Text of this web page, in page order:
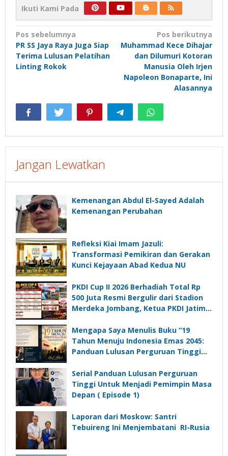
Ikuti Kami Pada
Navigasi
pos
Pos sebelumnya
PR SS Jaya Raya Juga Siap
Terima Lulusan Pelatihan
Linting Rokok
Pos berikutnya
Muhammad Kece Dihajar
dan Dilumuri Kotoran
Manusia Oleh Irjen
Napoleon Bonaparte, Ini
Alasannya
Jangan Lewatkan
Kemenangan Abdul El-Sayed Adalah
Kemenangan Perubahan
Refleksi Kiai Imam Jazuli:
Transformasi Pemikiran dan Gerakan
Kunci Kejayaan Abad Kedua NU
PKDI Cup II 2026 Berhadiah Total Rp
500 Juta Resmi Bergulir dari Stadion
Merdeka Jombang, Ketua PKDI Jatim:
Komunikasi Kades untuk Memajukan
Desa
Mengapa Saya Menulis Buku “19
Tahun Menuju Indonesia Emas 2045:
Panduan Lulusan Perguruan Tinggi
Depan”?
Serial Panduan Lulusan Perguruan
Tinggi Untuk Menjadi Pemimpin Masa
Depan ( Episode 1)
Laporan dari Moskow: Santri
Tebuireng Ini Menjembatani RI-Rusia